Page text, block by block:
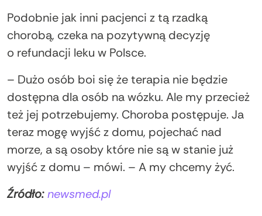
Podobnie jak inni pacjenci z tą rzadką
chorobą, czeka na pozytywną decyzję
o refundacji leku w Polsce.
– Dużo osób boi się że terapia nie będzie
dostępna dla osób na wózku. Ale my przecież
też jej potrzebujemy. Choroba postępuje. Ja
teraz mogę wyjść z domu, pojechać nad
morze, a są osoby które nie są w stanie już
wyjść z domu – mówi. – A my chcemy żyć.
Źródło:newsmed.pl